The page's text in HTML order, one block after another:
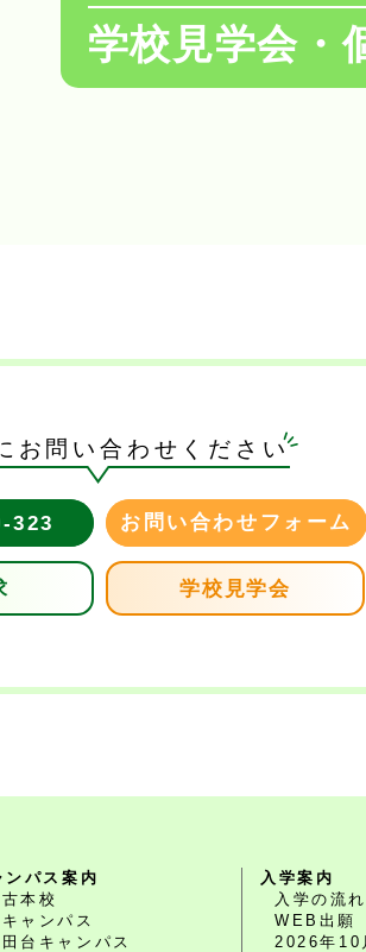
学校見学会・
お問い合わせください
323 お問い合わせフォーム
学校見学会
ンパス案内
本校
ャンパス
田台キャンパス
入学案内
入学の流れ
WEB出願
2026年10